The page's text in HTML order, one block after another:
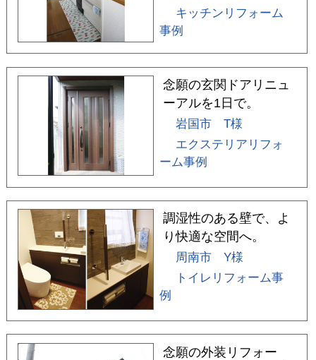
キッチンリフォーム
事例
念願の玄関ドアリニュ
ーアルを1日で。
岩国市 T様
エクステリアリフォ
ーム事例
調湿性のある壁で、よ
り快適な空間へ。
周南市 Y様
トイレリフォーム事
例
念願の外装リフォー